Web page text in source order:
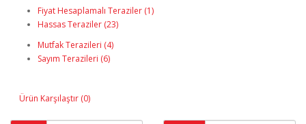
Fiyat Hesaplamalı Teraziler (1)
Hassas Teraziler (23)
Mutfak Terazileri (4)
Sayım Terazileri (6)
Ürün Karşılaştır (0)